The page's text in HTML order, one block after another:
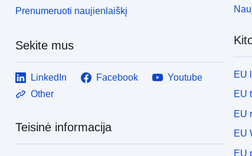
Prenumeruoti naujienlaiškį
Sekite mus
LinkedIn Facebook
Youtube
Other
Teisinė informacija
EU
EU
EU
EU
EU